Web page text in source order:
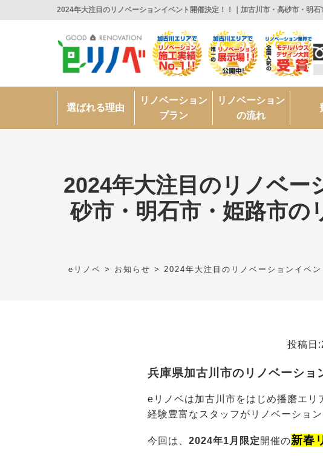
2024年大注目のリノベーションイベント開催決定！！｜加古川市・高砂市・明
選ばれる理由
リノベーション
プラン
リノベーション
の流れ
2024年大注目のリノベー
砂市・明石市・姫路市の
eリノベ > お知らせ > 2024年大注目のリノベーションイベ
投稿日
兵庫県加古川市のリノベーショ
eリノベは加古川市をはじめ播磨エリ
経験豊富なスタッフがリノベーショ
今回は、2024年1月限定 開催の新春